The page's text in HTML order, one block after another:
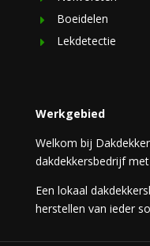
Boeidelen
Lekdetectie
Werkgebied
Welkom bij
dakdekkersbedrijf
Een lokaal
herstellen van ieder